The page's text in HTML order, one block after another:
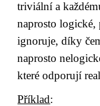
triviální a
naprosto logické,
ignoruje, díky
naprosto
které odporují
Příklad: